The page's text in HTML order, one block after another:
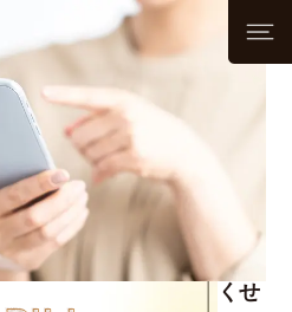
④ 毛先の白髪を『暗くせ